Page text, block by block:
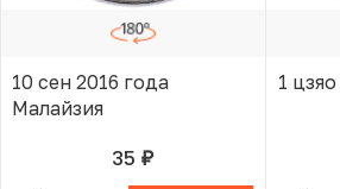
10 сен 2016 года
Малайзия
35 руб.В КОРЗИНЕ
1